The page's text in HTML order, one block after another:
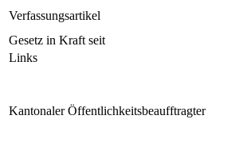
Verfassungsartikel
Gesetz in Kraft seit
Links
Kantonaler Öffentlichkeitsbeaufftragter